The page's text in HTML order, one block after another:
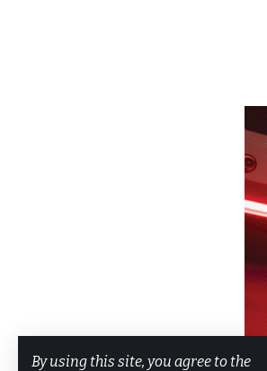
By using this site, you agree to the